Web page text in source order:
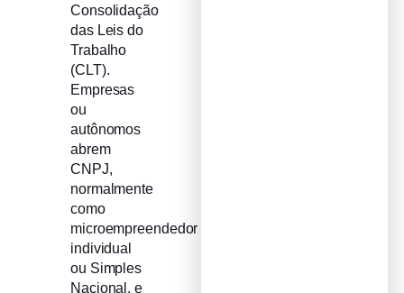
Consolidação
das Leis do
Trabalho
(CLT).
Empresas
ou
autônomos
abrem
CNPJ,
normalmente
como
microempreendedor
individual
ou Simples
Nacional, e